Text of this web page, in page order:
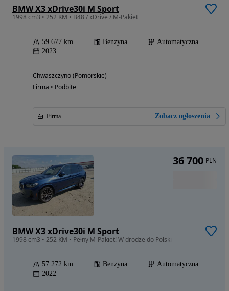
BMW X3 xDrive30i M Sport
1998 cm3 • 252 KM • B48 / xDrive / M-Pakiet
59 677 km Benzyna
Automatyczna
2023
Chwaszczyno (Pomorskie)
Firma • Podbite
Firma Zobacz ogłoszenia
BMW X3 xDrive30i M Sport
1998 cm3 • 252 KM • Pełny M-Pakiet! W drodze do Polski
57 272 km Benzyna
Automatyczna
2022
36 700 PLN